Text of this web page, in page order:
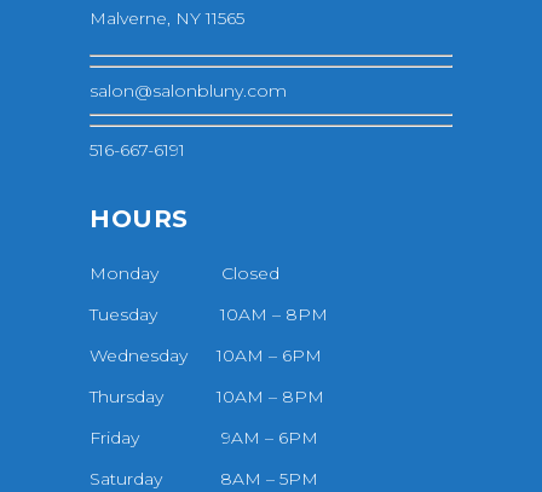
Malverne, NY 11565
salon@salonbluny.com
516-667-6191
HOURS
Monday Closed
Tuesday 10AM – 8PM
Wednesday 10AM – 6PM
Thursday 10AM – 8PM
Friday 9AM – 6PM
Saturday 8AM – 5PM